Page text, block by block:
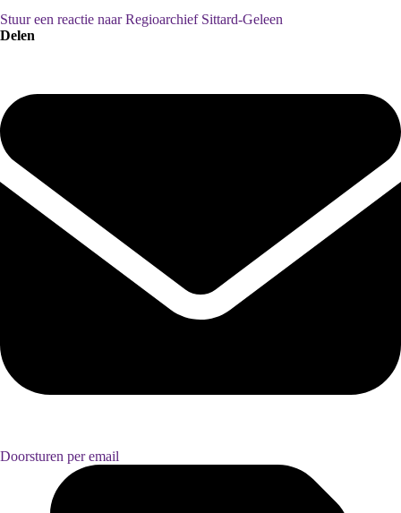
Stuur een reactie naar Regioarchief Sittard-Geleen
Delen
Doorsturen per email